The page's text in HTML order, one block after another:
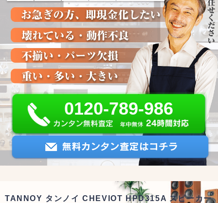
0120-789-986
TANNOY タンノイ CHEVIOT HPD315A スピーカー